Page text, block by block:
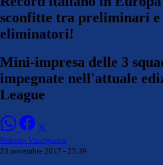
sconfitte tra preliminari
eliminatori!
Mini-impresa delle 3
impegnate nell'attuale
League
Roberto Vinciguerra
23 novembre 2017 - 23:39